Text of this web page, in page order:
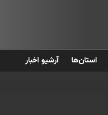
استان‌ها آرشیو اخبار